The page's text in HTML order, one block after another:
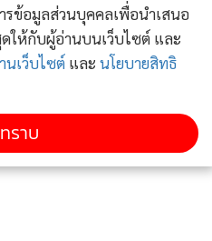
าเงินบาทซึ่งได้รับแรงหนุนจาก
นและราคาขนส่งสินค้าที่ลดลง
ระเทศไทยอยู่ในลักษณะเกินดุล
บคู่ไปกับการฟื้นตัวของการ
กล่าวว่า "เรามองว่าค่าเงินที่
รข้อมูลส่วนบุคคลเพื่อนำเสนอ
ห้กับผู้อ่านบนเว็บไซต์ และ
นเว็บไซต์ และ นโยบายสิทธิ
ราบ